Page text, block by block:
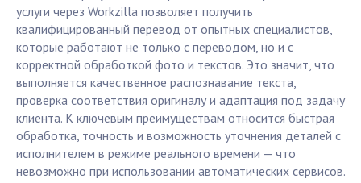
услуги через Workzilla позволяет получить
квалифицированный перевод от опытных специалистов,
которые работают не только с переводом, но и с
корректной обработкой фото и текстов. Это значит, что
выполняется качественное распознавание текста,
проверка соответствия оригиналу и адаптация под задачу
клиента. К ключевым преимуществам относится быстрая
обработка, точность и возможность уточнения деталей с
исполнителем в режиме реального времени — что
невозможно при использовании автоматических сервисов.